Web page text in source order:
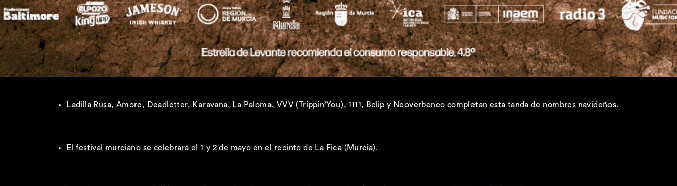
Ladilla Rusa, Amore, Deadletter, Karavana, La Paloma, VVV (Trippin’You), 1111, Bclip y Neoverbeneo completan esta tanda de nombres navideños.
El festival murciano se celebrará el 1 y 2 de mayo en el recinto de La Fica (Murcia).